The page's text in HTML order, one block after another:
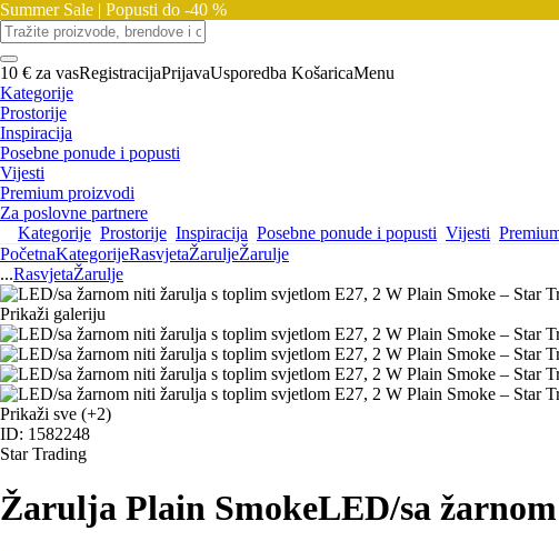
Summer Sale | Popusti do -40 %
10 € za vasRegistracijaPrijavaUsporedba KošaricaMenu
Kategorije
Prostorije
Inspiracija
Posebne ponude i popusti
Vijesti
Premium proizvodi
Za poslovne partnere
Kategorije Prostorije Inspiracija Posebne ponude i popusti Vijesti
PočetnaKategorijeRasvjetaŽaruljeŽarulje
...RasvjetaŽarulje
Prikaži galeriju
Prikaži sve (+2)
ID: 1582248
Star Trading
Žarulja Plain SmokeLED/sa